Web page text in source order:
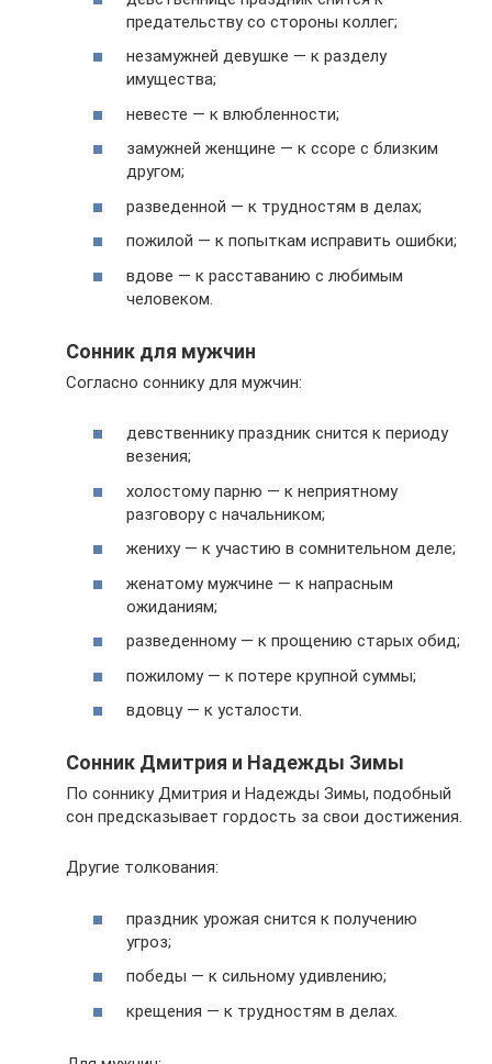
предательству со стороны коллег;
незамужней девушке — к разделу
имущества;
невесте — к влюбленности;
замужней женщине — к ссоре с близким
другом;
разведенной — к трудностям в делах;
пожилой — к попыткам исправить ошибки;
вдове — к расставанию с любимым
человеком.
Сонник для мужчин
Согласно соннику для мужчин:
девственнику праздник снится к периоду
везения;
холостому парню — к неприятному
разговору с начальником;
жениху — к участию в сомнительном деле;
женатому мужчине — к напрасным
ожиданиям;
разведенному — к прощению старых обид;
пожилому — к потере крупной суммы;
вдовцу — к усталости.
Сонник Дмитрия и Надежды Зимы
По соннику Дмитрия и Надежды Зимы, подобный
сон предсказывает гордость за свои достижения.
Другие толкования:
праздник урожая снится к получению
угроз;
победы — к сильному удивлению;
крещения — к трудностям в делах.